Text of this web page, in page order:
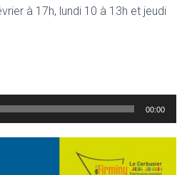
à 17h, lundi 10 à 13h et jeudi
00:00